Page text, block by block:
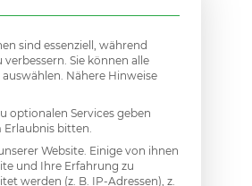
sind essenziell, während
Sie können alle
Nähere Hinweise
optionalen Services geben
Erlaubnis bitten.
Website. Einige von ihnen
und Ihre Erfahrung zu
werden (z. B. IP-Adressen), z.